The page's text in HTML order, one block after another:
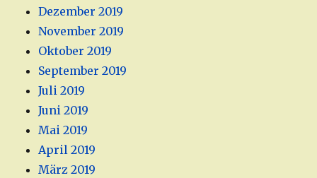
Dezember 2019
November 2019
Oktober 2019
September 2019
Juli 2019
Juni 2019
Mai 2019
April 2019
März 2019